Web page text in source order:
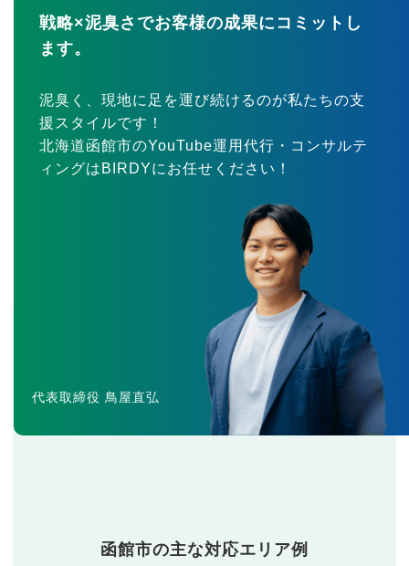
戦略×泥臭さでお客様の成果にコミットし
ます。
泥臭く、現地に足を運び続けるのが私たちの支
援スタイルです！
北海道函館市のYouTube運用代行・コンサルテ
ィングはBIRDYにお任せください！
代表取締役 鳥屋直弘
函館市の主な対応エリア例